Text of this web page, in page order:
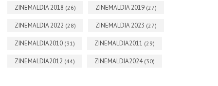
ZINEMALDIA 2018 (26) ZINEMALDIA 2019 (27)
ZINEMALDIA 2022 (28) ZINEMALDIA 2023 (27)
ZINEMALDIA2010 (31) ZINEMALDIA2011 (29)
ZINEMALDIA2012 (44) ZINEMALDIA2024 (30)